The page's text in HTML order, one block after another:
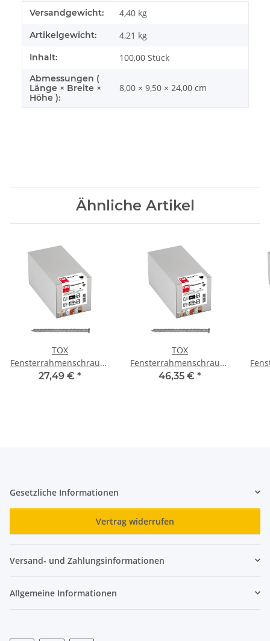
Produkteigenschaft
Wert
Versandgewicht: 4,40 kg
Artikelgewicht: 4,21 kg
Inhalt: 100,00 Stück
Abmessungen (
Länge × Breite ×
Höhe ):
8,00 × 9,50 × 24,00 cm
Ähnliche Artikel
TOX
Fensterrahmenschraube
Window Pro SK 7,5x152
27,49 € *
TOX
Fensterrahmenschraube
Window Pro SK 7,5x212
46,35 € *
Gesetzliche Informationen
Vertrag widerrufen
Versand- und Zahlungsinformationen
Allgemeine Informationen